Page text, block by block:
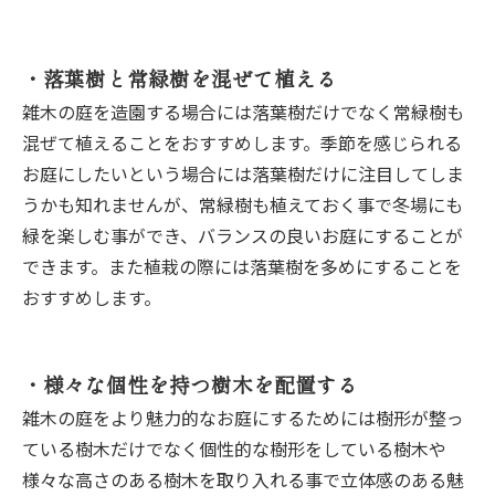
・落葉樹と常緑樹を混ぜて植える
雑木の庭を造園する場合には落葉樹だけでなく常緑樹も
混ぜて植えることをおすすめします。季節を感じられる
お庭にしたいという場合には落葉樹だけに注目してしま
うかも知れませんが、常緑樹も植えておく事で冬場にも
緑を楽しむ事ができ、バランスの良いお庭にすることが
できます。また植栽の際には落葉樹を多めにすることを
おすすめします。
・様々な個性を持つ樹木を配置する
雑木の庭をより魅力的なお庭にするためには樹形が整っ
ている樹木だけでなく個性的な樹形をしている樹木や
様々な高さのある樹木を取り入れる事で立体感のある魅